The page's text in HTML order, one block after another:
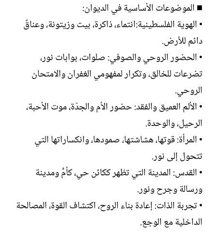
■ الموضوعات الأساسية في الديوان:
• الهوية الفلسطينية:انتماء، ذاكرة، بيت وزيتونة، وعناقٌ
دائم للأرض.
• الحضور الروحي والصوفي: صلوات، بوابات نور،
تضرعات للخالق، وتكرار لمفهومي الغفران والامتحان
الروحي.
• الألم العميق والفقد: حضور الأم والجدّة، موت الأحبة،
الرحيل، والوحدة.
• المرأة: قوتها، هشاشتها، صمودها، وانكساراتها التي
تتحول إلى نور.
• القدس: المدينة التي تظهر ككائن حي، كأمٍّ ومدينة
ورسالة وجرح ونور.
• تجربة الذات: إعادة بناء الروح، اكتشاف القوة، المصالحة
الداخلية مع الوجع.